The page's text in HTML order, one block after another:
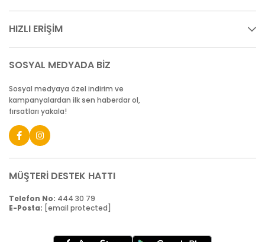
HIZLI ERİŞİM
SOSYAL MEDYADA BİZ
Sosyal medyaya özel indirim ve
kampanyalardan ilk sen haberdar ol,
fırsatları yakala!
MÜŞTERİ DESTEK HATTI
Telefon No: 444 30 79
E-Posta: [email protected]